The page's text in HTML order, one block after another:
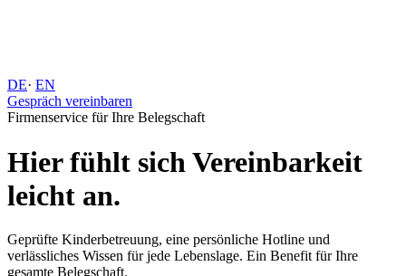
DE· EN
Gespräch vereinbaren
Firmenservice für Ihre Belegschaft
Hier fühlt sich Vereinbarkeit
leicht an.
Geprüfte Kinderbetreuung, eine persönliche Hotline und
verlässliches Wissen für jede Lebenslage. Ein Benefit für Ihre
gesamte Belegschaft.